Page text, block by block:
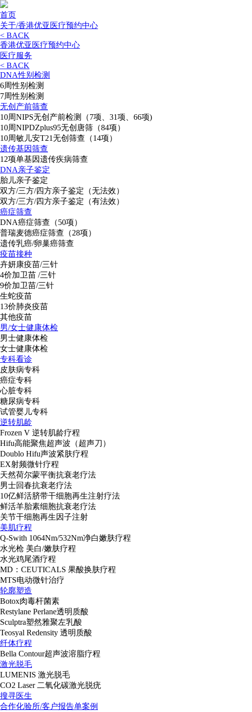
首页
关于/香港优亚医疗预约中心
< BACK
香港优亚医疗预约中心
医疗服务
< BACK
DNA性别检测
6周性别检测
7周性别检测
无创产前筛查
10周NIPS无创产前检测（7项、31项、66项)
10周NIPDZplus95无创唐筛（84项）
10周敏儿安T21无创筛查（14项）
遗传基因筛查
12项单基因遗传疾病筛查
DNA亲子鉴定
胎儿亲子鉴定
双方/三方/四方亲子鉴定（无法效）
双方/三方/四方亲子鉴定（有法效）
癌症筛查
DNA癌症筛查（50项）
普瑞麦德癌症筛查（28项）
遗传乳癌/卵巢癌筛查
疫苗接种
卉妍康疫苗/三针
4价加卫苗 /三针
9价加卫苗/三针
生蛇疫苗
13价肺炎疫苗
其他疫苗
男/女士健康体检
男士健康体检
女士健康体检
专科看诊
皮肤病专科
癌症专科
心脏专科
糖尿病专科
试管婴儿专科
逆转肌龄
Frozen V 逆转肌龄疗程
Hifu高能聚焦超声波（超声刀）
Doublo Hifu声波紧肤疗程
EX射频微针疗程
天然荷尔蒙平衡抗衰老疗法
男士回春抗衰老疗法
10亿鲜活脐带干细胞再生注射疗法
鲜活羊胎素细胞抗衰老疗法
关节干细胞再生因子注射
美肌疗程
Q-Swith 1064Nm/532Nm净白嫩肤疗程
水光枪 美白/嫩肤疗程
水光鸡尾酒疗程
MD：CEUTICALS 果酸换肤疗程
MTS电动微针治疗
轮廓塑造
Botox肉毒杆菌素
Restylane Perlane透明质酸
Sculptra塑然雅聚左乳酸
Teosyal Redensity 透明质酸
纤体疗程
Bella Contour超声波溶脂疗程
激光脱毛
LUMENIS 激光脱毛
CO2 Laser 二氧化碳激光脱疣
搜寻医生
合作化验所/客户报告单案例